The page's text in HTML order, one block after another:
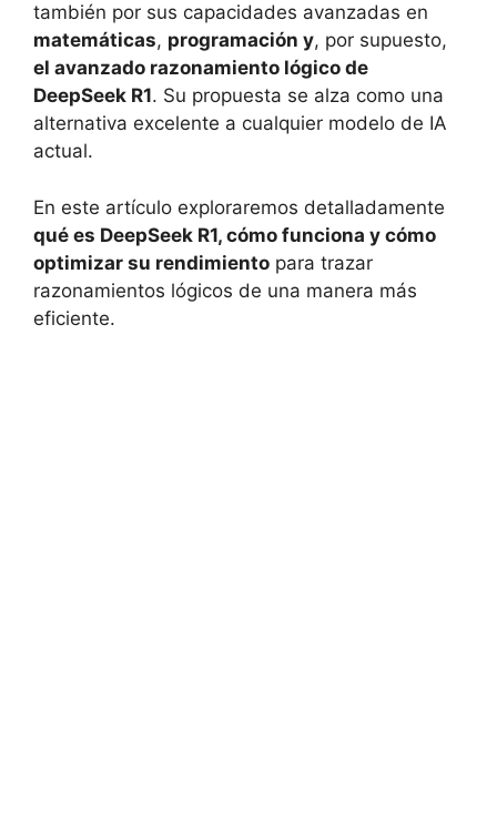
también por sus capacidades avanzadas en
matemáticas, programación y, por supuesto,
el avanzado razonamiento lógico de
DeepSeek R1. Su propuesta se alza como una
alternativa excelente a cualquier modelo de IA
actual.
En este artículo exploraremos detalladamente
qué es DeepSeek R1, cómo funciona y cómo
optimizar su rendimiento para trazar
razonamientos lógicos de una manera más
eficiente.